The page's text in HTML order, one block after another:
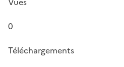
0
Téléchargements